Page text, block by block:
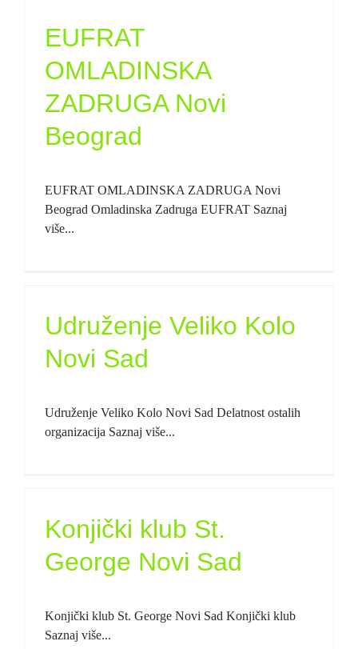
EUFRAT
OMLADINSKA
ZADRUGA Novi
Beograd
EUFRAT OMLADINSKA ZADRUGA Novi
Beograd Omladinska Zadruga EUFRAT Saznaj
više...
Udruženje Veliko Kolo
Novi Sad
Udruženje Veliko Kolo Novi Sad Delatnost ostalih
organizacija Saznaj više...
Konjički klub St.
George Novi Sad
Konjički klub St. George Novi Sad Konjički klub
Saznaj više...